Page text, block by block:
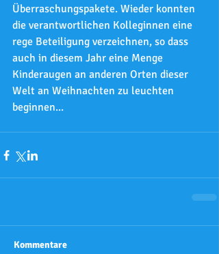
Überraschungspakete. Wieder konnten
die verantwortlichen Kolleginnen eine
rege Beteiligung verzeichnen, so dass
auch in diesem Jahr eine Menge
Kinderaugen an anderen Orten dieser
Welt an Weihnachten zu leuchten
beginnen...
Kommentare